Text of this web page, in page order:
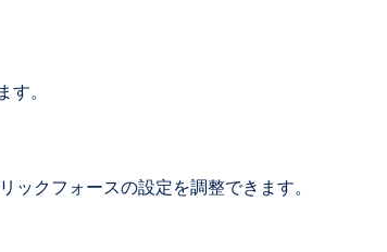
。
クフォースの設定を調整できます。